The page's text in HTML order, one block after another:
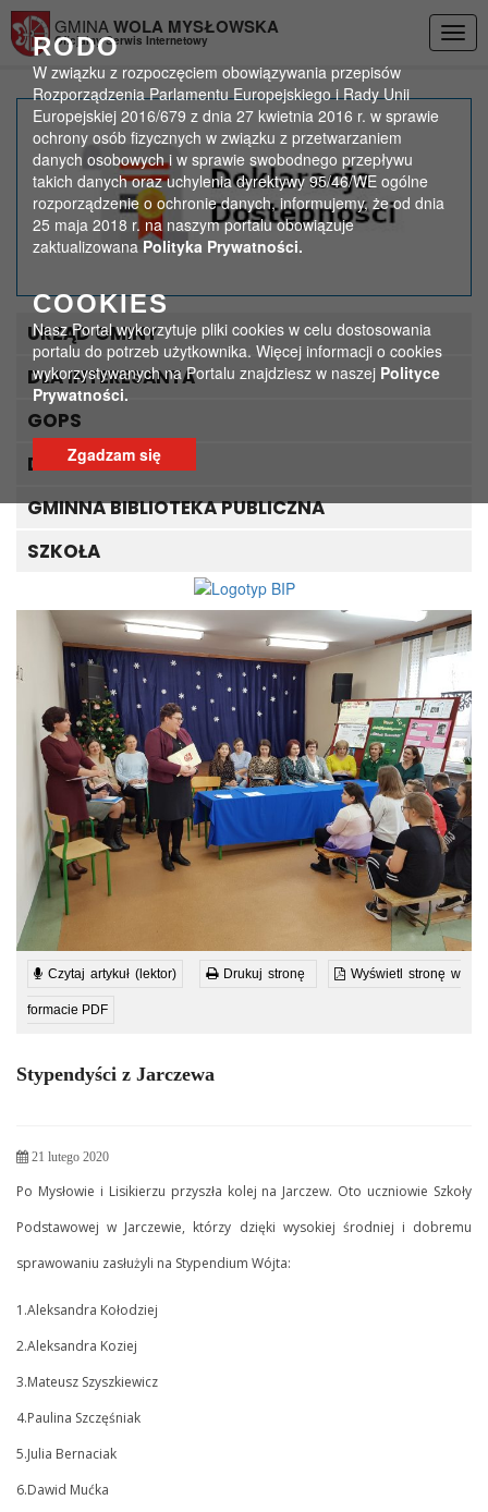
RODO
W związku z rozpoczęciem obowiązywania przepisów
Rozporządzenia Parlamentu Europejskiego i Rady Unii
Europejskiej 2016/679 z dnia 27 kwietnia 2016 r. w sprawie
ochrony osób fizycznych w związku z przetwarzaniem
danych osobowych i w sprawie swobodnego przepływu
takich danych oraz uchylenia dyrektywy 95/46/WE ogólne
rozporządzenie o ochronie danych, informujemy, że od dnia
25 maja 2018 r. na naszym portalu obowiązuje
zaktualizowanaPolityka Prywatności.
COOKIES
Nasz Portal wykorzytuje pliki cookies w celu dostosowania
portalu do potrzeb użytkownika. Więcej informacji o cookies
wykorzystywanych na Portalu znajdziesz w naszej Polityce
Prywatności.
Zgadzam się
GMINA WOLA MYSŁOWSKA
Oficjalny Serwis Internetowy
Stypendyści z Jarczewa
Strona główna > Aktualności > Stypendyści z Jarczewa
URZĄD GMINY
DLA INTERESANTA
GOPS
DLA TURYSTY
GMINNA BIBLIOTEKA PUBLICZNA
SZKOŁA
Czytaj artykuł (lektor) Drukuj stronę Wyświetl stronę w
formacie PDF
Stypendyści z Jarczewa
21 lutego 2020
Po Mysłowie i Lisikierzu przyszła kolej na Jarczew. Oto uczniowie Szkoły
Podstawowej w Jarczewie, którzy dzięki wysokiej środniej i dobremu
sprawowaniu zasłużyli na Stypendium Wójta:
1.Aleksandra Kołodziej
2.Aleksandra Koziej
3.Mateusz Szyszkiewicz
4.Paulina Szczęśniak
5.Julia Bernaciak
6.Dawid Mućka